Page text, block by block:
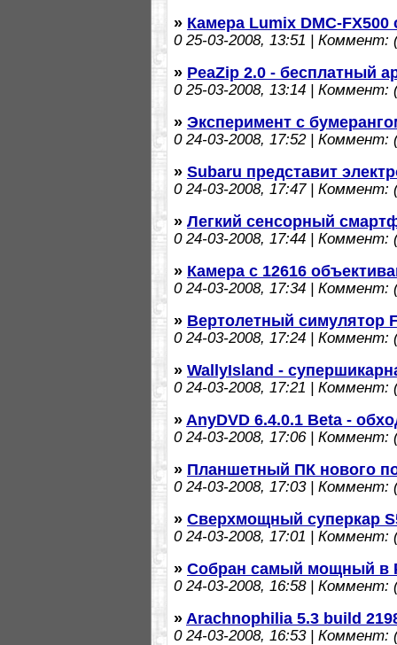
» Камера Lumix DMC-
025-03-2008, 13:51 | Коммент:
» PeaZip 2.0 - бесплатный
025-03-2008, 13:14 | Коммент:
» Эксперимент с
024-03-2008, 17:52 | Коммент:
» Subaru представит
024-03-2008, 17:47 | Коммент:
» Легкий сенсорный
024-03-2008, 17:44 | Коммент:
» Камера с 12616
024-03-2008, 17:34 | Коммент:
» Вертолетный симулятор
024-03-2008, 17:24 | Коммент:
» WallyIsland -
024-03-2008, 17:21 | Коммент:
» AnyDVD 6.4.0.1 Beta -
024-03-2008, 17:06 | Коммент:
» Планшетный ПК нового
024-03-2008, 17:03 | Коммент:
» Сверхмощный суперкар
024-03-2008, 17:01 | Коммент:
» Собран самый мощный в
024-03-2008, 16:58 | Коммент:
» Arachnophilia 5.3 build
024-03-2008, 16:53 | Коммент: